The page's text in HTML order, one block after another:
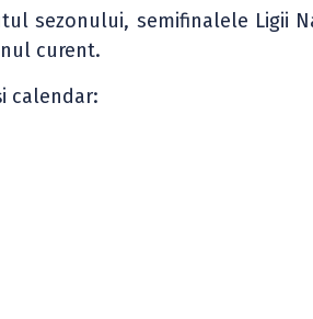
sezonului, semifinalele Ligii
curent.
calendar: